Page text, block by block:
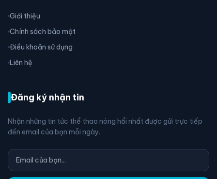
Giới thiệu
Chính sách bảo mật
Điều khoản sử dụng
Liên hệ
Đăng ký nhận tin
Nhận những tin tức thể thao nóng hổi nhất được gửi trực tiếp
đến email của bạn mỗi ngày.